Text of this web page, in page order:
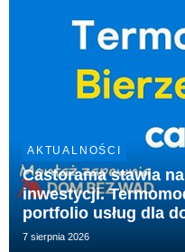
AKTUALNOŚCI
Castorama stawia
inwestycji.
portfolio usług dla
7 sierpnia 2026